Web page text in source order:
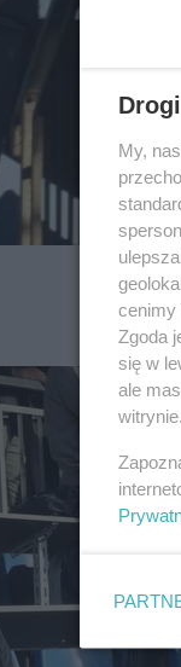
My,
cenimy
Zgoda
się w
ale
witrynie.